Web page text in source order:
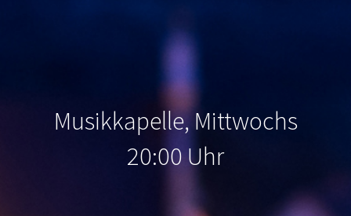
Musikkapelle, Mittwochs
20:00 Uhr